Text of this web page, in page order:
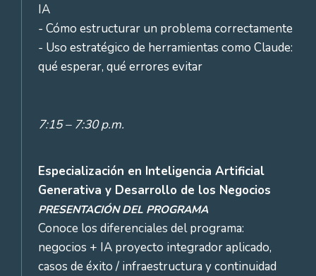
IA
- Cómo estructurar un problema correctamente
- Uso estratégico de herramientas como Claude:
qué esperar, qué errores evitar
7:15 – 7:30 p.m.
Especialización en Inteligencia Artificial
Generativa y Desarrollo de los Negocios
PRESENTACIÓN DEL PROGRAMA
Conoce los diferenciales del programa:
negocios + IA proyecto integrador aplicado,
casos de éxito / infraestructura y continuidad